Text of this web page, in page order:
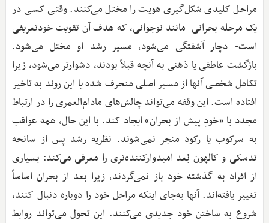
مراحل کلیدی شکل‌گیری هویت را مختل می‌کنند. وقتی کسی در
یک مرحله بحرانی -مانند نوجوانی، که هدف آن تقویت خودتعریفی
است- دچار آشفتگی می‌شود، مسیر رشد او مختل می‌شود.
بازگشت عاطفی یا ذهنی به آنچه قبلاً بودند، دشوارتر می‌شود، زیرا
تکامل شخصی آنها از مسیر اصلی منحرف شده یا این روند به تاخیر
افتاده است. این وقفه می‌تواند چالش‌های مادام‌العمری را در ارتباط
مجدد با «خودِ پیش از بحران» ایجاد کند. با این حال، همه عواقب
به سرکوب یا رکود منجر نمی‌شوند. نظریه رشد پس از سانحه
تدسکی و کالهون بُعد امیدوارکننده‌تری را معرفی می‌کند: بسیاری
از افراد به گذشته خود باز نمی‌گردند، زیرا بعد از بحران اساساً
تغییر یافته‌اند. آنها به‌جای اینکه مراحل خود را دوباره دنبال کنند،
شروع به ساختن خود جدیدی می‌کنند. این تحول می‌تواند روابط